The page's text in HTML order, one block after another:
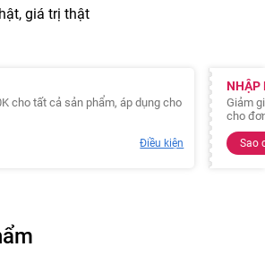
giá trị thật
cho tất cả sản phẩm, áp dụng cho
Điều kiện
NHẬP
Giảm
cho
Sao